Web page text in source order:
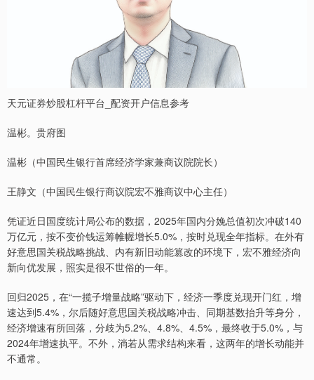
天元证券炒股杠杆平台_配资开户信息参考
温彬。贵府图
温彬（中国民生银行首席经济学家兼商议院院长）
王静文（中国民生银行商议院宏不雅商议中心主任）
凭证近日国度统计局公布的数据，2025年国内分娩总值初次冲破140
万亿元，按不变价钱运筹帷幄增长5.0%，按时兑现全年指标。在外有
好意思国关税战略挑战、内有新旧动能篡改的环境下，宏不雅经济向
新向优发展，照实是很不世俗的一年。
回归2025，在“一揽子增量战略”驱动下，经济一季度兑现开门红，增
速达到5.4%，尔后随好意思国关税战略冲击、同期基数抬升等身分，
经济增速有所回落，分歧为5.2%、4.8%、4.5%，最终收于5.0%，与
2024年增速执平。不外，淌若从需求结构来看，这两年的增长动能并
不通常。